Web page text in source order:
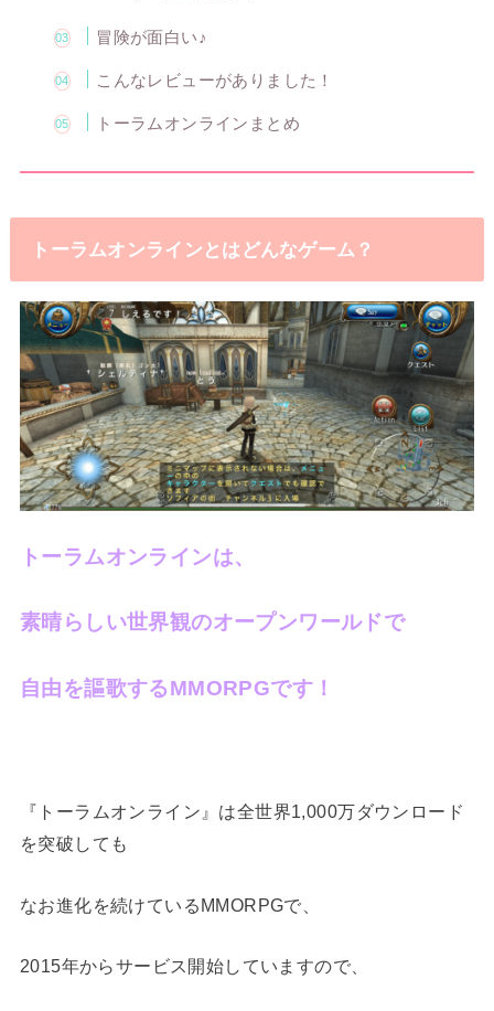
冒険が面白い♪
こんなレビューがありました！
トーラムオンラインまとめ
トーラムオンラインとはどんなゲーム？
トーラムオンラインは、
素晴らしい世界観のオープンワールドで
自由を謳歌するMMORPGです！
『トーラムオンライン』は全世界1,000万ダウンロード
を突破しても
なお進化を続けているMMORPGで、
2015年からサービス開始していますので、